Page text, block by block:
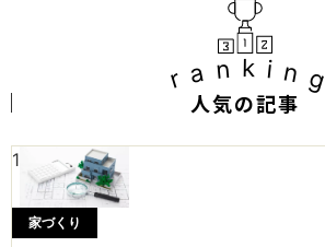
ranking
人気の記事
1
家づくり